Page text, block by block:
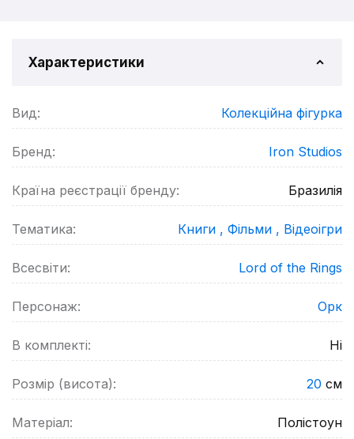
Характеристики
Вид: Колекційна фігурка
Бренд: Iron Studios
Країна реєстрації бренду: Бразилія
Тематика: Книги , Фільми , Відеоігри
Всесвіти: Lord of the Rings
Персонаж: Орк
В комплекті: Ні
Розмір (висота): 20 см
Матеріал: Полістоун